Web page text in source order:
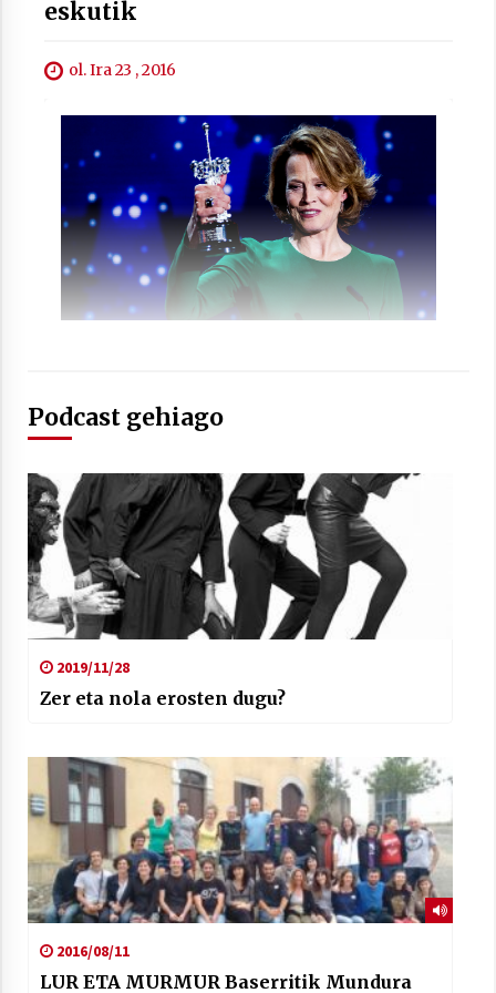
Arrosaren laburpen bideoa Hamaika
Telebistaren eskutik
2021/06/30
eskutik
ol. Ira 23 , 2016
Podcast gehiago
2019/11/28
Zer eta nola erosten dugu?
2016/08/11
LUR ETA MURMUR Baserritik Mundura